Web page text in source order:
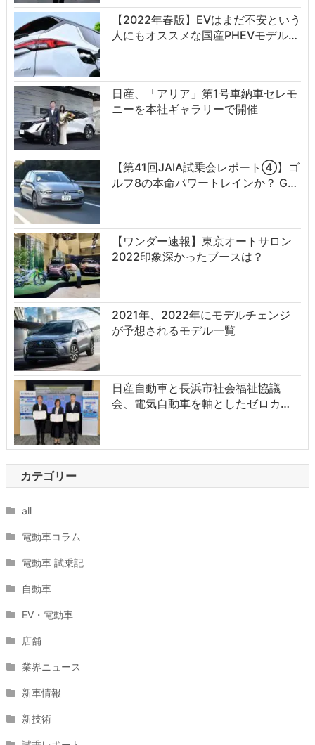
【2022年春版】EVはまだ不安という
人にもオススメな国産PHEVモデル…
日産、「アリア」第1号車納車セレモ
ニーを本社ギャラリーで開催
【第41回JAIA試乗会レポート④】ゴ
ルフ8の本命パワートレインか？ G…
【ワンダー速報】東京オートサロン
2022印象深かったブースは？
2021年、2022年にモデルチェンジ
が予想されるモデル一覧
日産自動車と長浜市社会福祉協議
会、電気自動車を軸としたゼロカ…
カテゴリー
all
電動車コラム
電動車 試乗記
自動車
EV・電動車
店舗
業界ニュース
新車情報
新技術